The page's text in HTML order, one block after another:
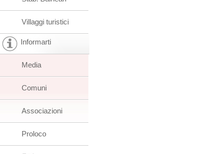
Villaggi turistici
Informarti
Media
Comuni
Associazioni
Proloco